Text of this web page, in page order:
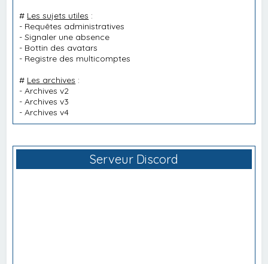
# Les sujets utiles :
- Requêtes administratives
-Signaler une absence
- Bottin des avatars
- Registre des multicomptes
# Les archives :
-Archives v2
-Archives v3
-Archives v4
Serveur Discord